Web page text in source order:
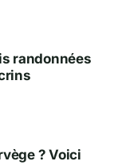
randonnées
? Voici